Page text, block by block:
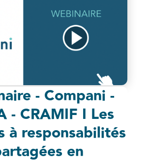
- Compani -
- CRAMIF I Les
à responsabilités
en